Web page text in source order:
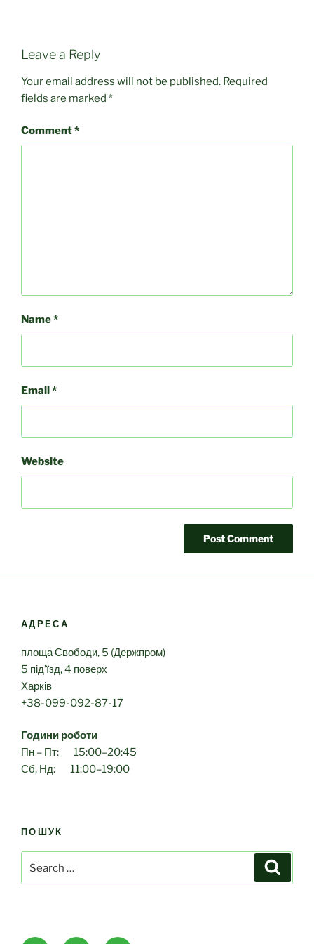
Leave a Reply
Your email address will not be published. Required
fields are marked *
Comment*
Name*
Email*
Website
АДРЕСА
площа Свободи, 5 (Держпром)
5 під’їзд, 4 поверх
Харків
+38-099-092-87-17
Години роботи
Пн – Пт: 15:00–20:45
Сб, Нд: 11:00–19:00
ПОШУК
for: